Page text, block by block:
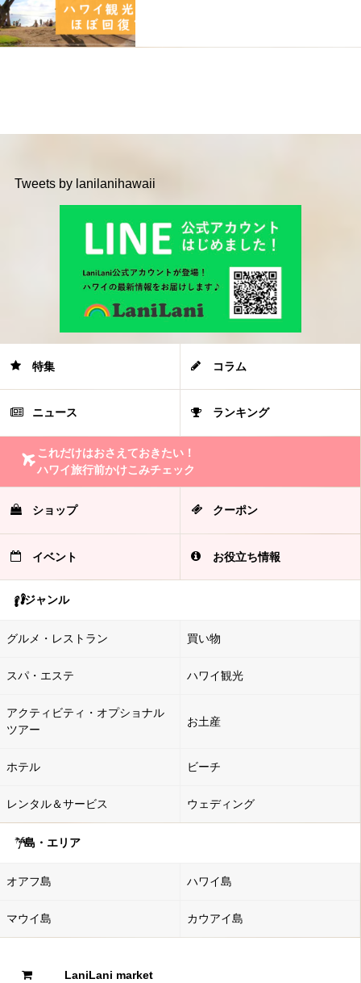
Tweets by lanilanihawaii
特集 コラム
ニュース ランキング
これだけはおさえておきたい！
ハワイ旅行前かけこみチェック
ショップ クーポン
イベント お役立ち情報
ジャンル
グルメ・レストラン 買い物
スパ・エステ ハワイ観光
アクティビティ・オプショナル
ツアー
お土産
ホテル ビーチ
レンタル＆サービス ウェディング
島・エリア
オアフ島 ハワイ島
マウイ島 カウアイ島
LaniLani market